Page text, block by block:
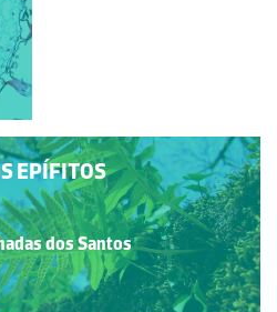
EPÍFITOS
dos Santos